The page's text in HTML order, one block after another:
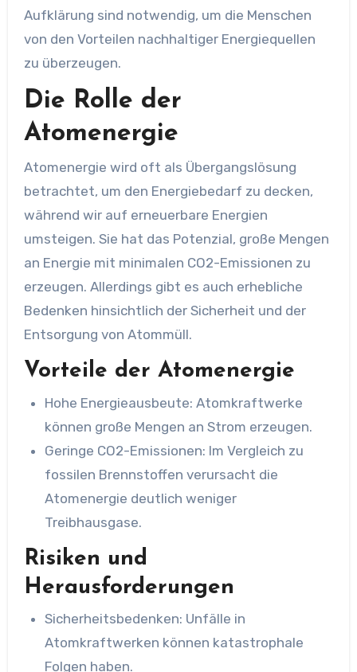
Aufklärung sind notwendig, um die Menschen
von den Vorteilen nachhaltiger Energiequellen
zu überzeugen.
Die Rolle der
Atomenergie
Atomenergie wird oft als Übergangslösung
betrachtet, um den Energiebedarf zu decken,
während wir auf erneuerbare Energien
umsteigen. Sie hat das Potenzial, große Mengen
an Energie mit minimalen CO2-Emissionen zu
erzeugen. Allerdings gibt es auch erhebliche
Bedenken hinsichtlich der Sicherheit und der
Entsorgung von Atommüll.
Vorteile der Atomenergie
Hohe Energieausbeute: Atomkraftwerke
können große Mengen an Strom erzeugen.
Geringe CO2-Emissionen: Im Vergleich zu
fossilen Brennstoffen verursacht die
Atomenergie deutlich weniger
Treibhausgase.
Risiken und
Herausforderungen
Sicherheitsbedenken: Unfälle in
Atomkraftwerken können katastrophale
Folgen haben.